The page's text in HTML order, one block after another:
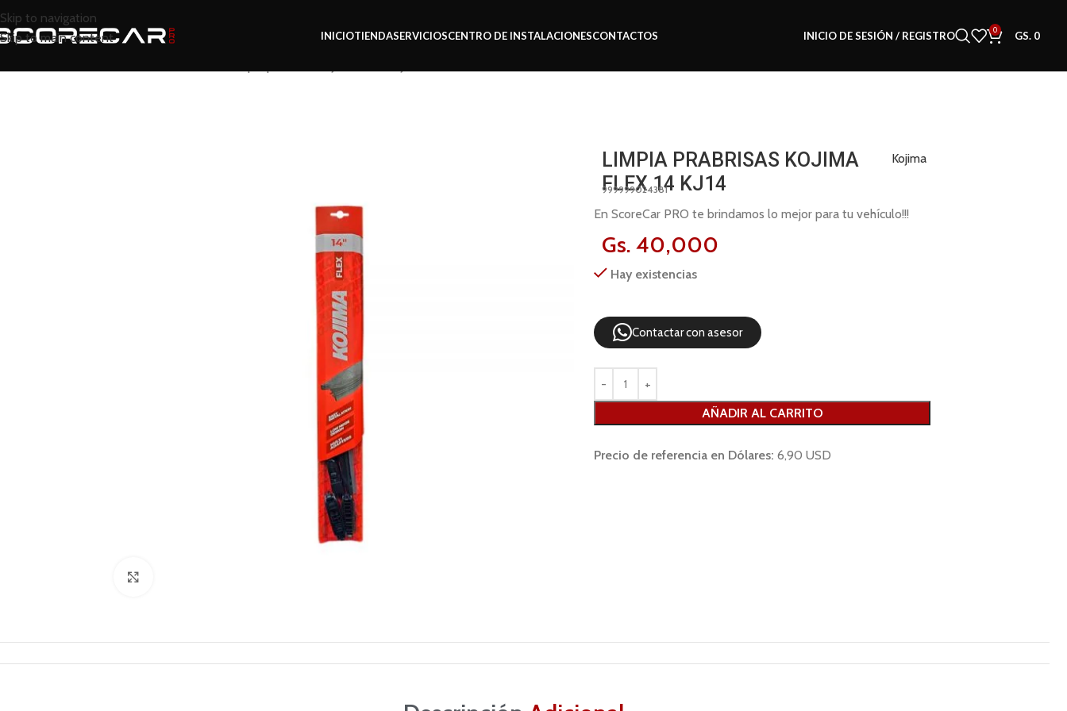
Skip to navigation
Skip to main content
INICIOTIENDASERVICIOSCENTRO DE INSTALACIONESCONTACTOS INICIO DE SESIÓN / REGISTRO 0 GS. 0
LIMPIA PRABRISAS KOJIMA
FLEX 14 KJ14
Kojima
999999024381
En ScoreCar PRO te brindamos lo mejor para tu vehículo!!!
Gs. 40,000
Hay existencias
Contactar con asesor
AÑADIR AL CARRITO
Precio de referencia en Dólares: 6,90 USD